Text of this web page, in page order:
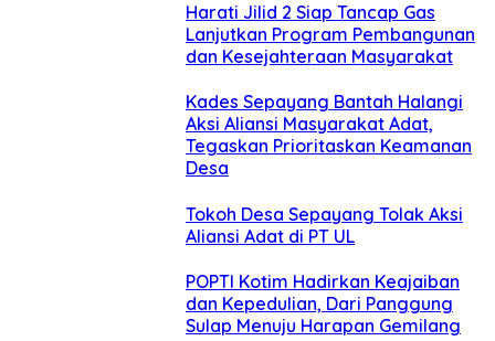
Harati Jilid 2 Siap Tancap Gas
Lanjutkan Program Pembangunan
dan Kesejahteraan Masyarakat
Kades Sepayang Bantah Halangi
Aksi Aliansi Masyarakat Adat,
Tegaskan Prioritaskan Keamanan
Desa
Tokoh Desa Sepayang Tolak Aksi
Aliansi Adat di PT UL
POPTI Kotim Hadirkan Keajaiban
dan Kepedulian, Dari Panggung
Sulap Menuju Harapan Gemilang